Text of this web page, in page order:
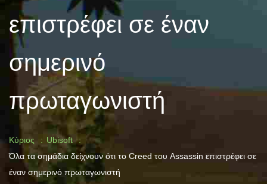
επιστρέφει σε έναν
σημερινό
πρωταγωνιστή
Κύριος
Ubisoft
Όλα τα σημάδια δείχνουν ότι το Creed του Assassin επιστρέφει σε
έναν σημερινό πρωταγωνιστή